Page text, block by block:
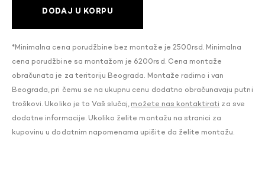
DODAJ U KORPU
*Minimalna cena porudžbine bez montaže je 2500rsd. Minimalna
cena porudžbine sa montažom je 6200rsd. Cena montaže
obračunata je za teritoriju Beograda. Montaže radimo i van
Beograda, pri čemu se na ukupnu cenu dodatno obračunavaju putni
troškovi. Ukoliko je to Vaš slučaj, možete nas kontaktirati za sve
dodatne informacije. Ukoliko želite montažu na stranici za
kupovinu u dodatnim napomenama upišite da želite montažu.